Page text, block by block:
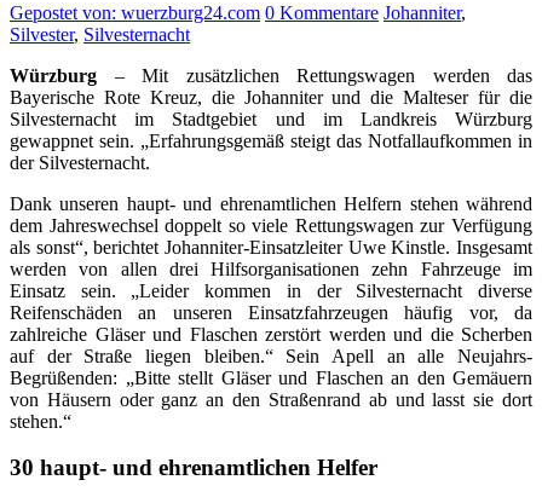
Gepostet von: wuerzburg24.com 0 Kommentare Johanniter,
Silvester, Silvesternacht
Würzburg – Mit zusätzlichen Rettungswagen werden das
Bayerische Rote Kreuz, die Johanniter und die Malteser für die
Silvesternacht im Stadtgebiet und im Landkreis Würzburg
gewappnet sein. „Erfahrungsgemäß steigt das Notfallaufkommen in
der Silvesternacht.
Dank unseren haupt- und ehrenamtlichen Helfern stehen während
dem Jahreswechsel doppelt so viele Rettungswagen zur Verfügung
als sonst“, berichtet Johanniter-Einsatzleiter Uwe Kinstle. Insgesamt
werden von allen drei Hilfsorganisationen zehn Fahrzeuge im
Einsatz sein. „Leider kommen in der Silvesternacht diverse
Reifenschäden an unseren Einsatzfahrzeugen häufig vor, da
zahlreiche Gläser und Flaschen zerstört werden und die Scherben
auf der Straße liegen bleiben.“ Sein Apell an alle Neujahrs-
Begrüßenden: „Bitte stellt Gläser und Flaschen an den Gemäuern
von Häusern oder ganz an den Straßenrand ab und lasst sie dort
stehen.“
30 haupt- und ehrenamtlichen Helfer